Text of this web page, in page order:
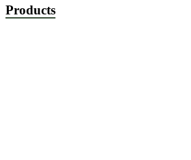
Products